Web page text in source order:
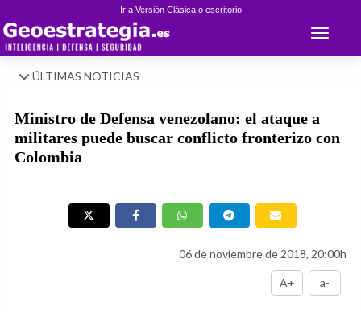
Ir a Versión Clásica o escritorio
Toggle
ÚLTIMAS NOTICIAS
Ministro de Defensa venezolano: el ataque a
militares puede buscar conflicto fronterizo con
Colombia
06 de noviembre de 2018, 20:00h
A+ a-